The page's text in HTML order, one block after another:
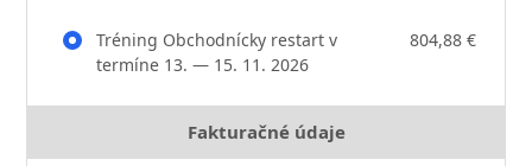
Tréning Obchodnícky restart v
termíne 13. — 15. 11. 2026
804,88 €
Fakturačné údaje